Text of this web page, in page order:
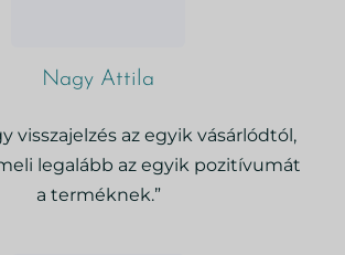
Nagy Attila
visszajelzés az egyik vásárlódtól,
legalább az egyik pozitívumát
a terméknek.”